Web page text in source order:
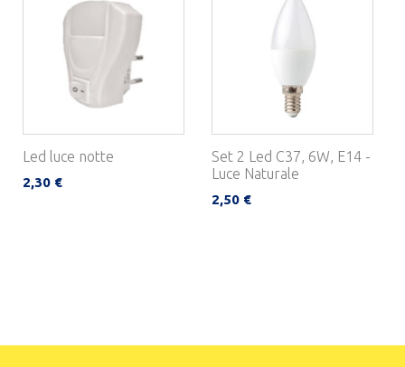
Led luce notte
2,30 €
Set 2 Led C37, 6W, E14 -
Luce Naturale
2,50 €